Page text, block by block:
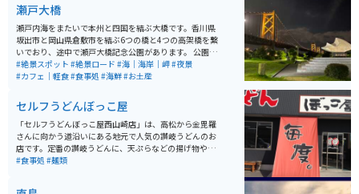
瀬戸大橋
瀬戸内海をまたいで本州と四国を結ぶ大橋です。香川県
坂出市と岡山県倉敷市を結ぶ6つの橋と4つの高架橋を繋
いでおり、途中で瀬戸大橋記念公園があります。 公園内
には回転展望台「瀬戸大橋タワー」があります。全長9,3
68mで、鉄道と道路の併用橋としては世界最長を誇りま
#絶景スポット #絶景ロード #海｜海岸｜岬#夜景
#カフェ｜軽食#食事処 #海鮮#お土産
セルフうどんぼっこ屋
「セルフうどんぼっこ屋西山崎店」は、高松から金毘羅
さんに向かう道沿いにある地元で人気の讃岐うどんのお
店です。定番の讃岐うどんに、天ぷらなどの揚げ物やお
でんなどのサイドメニューも充実しています。 お値段も
#食事処 #麺類